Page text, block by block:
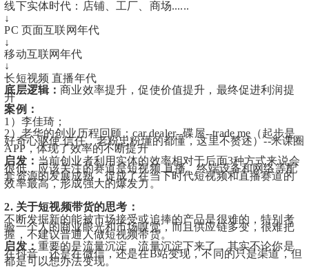
线下实体时代：店铺、工厂、商场......
↓
PC 页面互联网年代
↓
移动互联网年代
↓
长短视频 直播年代
底层逻辑：商业效率提升，促使价值提升，最终促进利润提
升
案例：
1）李佳琦；
2）老华的创业历程回顾：car dealer--碟屋--trade me（起步是
好奇心驱使 信任，老粉忠粉懂的都懂，这里不赘述）--米课圈
APP，体现了效率的不断提升
启发： 当前创业者利用实体的效率相对于后面3种方式来说会
很低，应该关注的赛道是短视频 直播。终端设备和网络等配
套资源的发展成熟，促成了在当下时代短视频和直播赛道的
效率最高，形成强大的爆发力。
2. 关于短视频带货的思考：
不断发掘新的能被市场接受或追捧的产品是很难的，特别考
验一个人的商业眼光和市场嗅觉，而且供应链多变，很难把
握，不建议普通人做短视频带货。
启发： 重要的是流量沉淀，流量沉淀下来了，其实不论你是
在抖音，还是在微信，还是在B站变现，不同的只是渠道，但
都是可以想办法变现。